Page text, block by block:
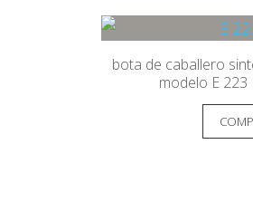
bota de caballero
modelo E